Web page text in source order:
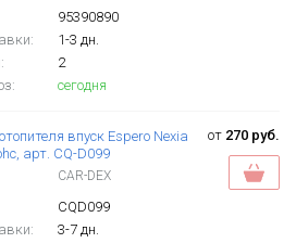
95390890
1-3 дн.
2
сегодня
впуск Espero Nexia
арт. CQ-D099
CAR-DEX
CQD099
3-7 дн.
от 270 руб.